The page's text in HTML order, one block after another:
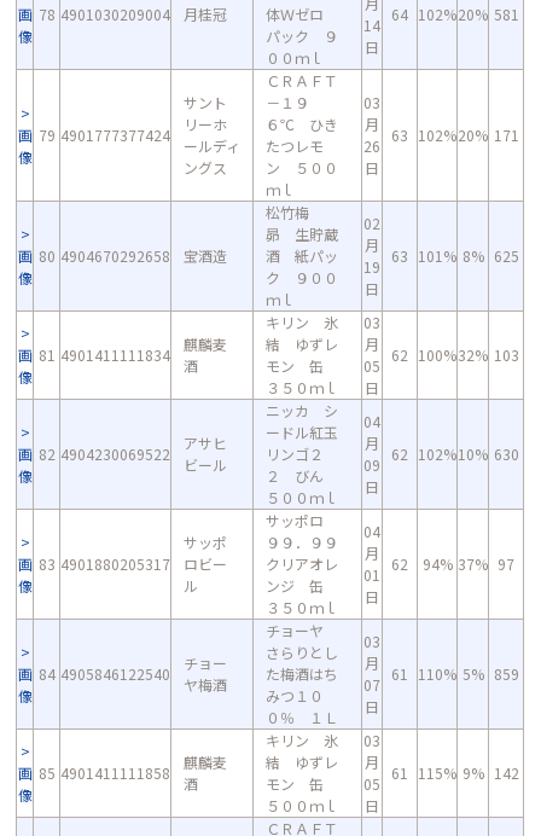
画
像
78 4901030209004 月桂冠
体Ｗゼロ
パック ９
００ｍｌ
14
日
64 102%20% 581
画
像
79 4901777377424
サント
リーホ
ールディ
ングス
ＣＲＡＦＴ
－１９
６℃ ひき
たつレモ
ン ５００
ｍｌ
03
月
26
日
63 102%20% 171
画
像
80 4904670292658 宝酒造
松竹梅
昴 生貯蔵
酒 紙パッ
ク ９００
ｍｌ
02
月
19
日
63 101% 8% 625
画
像
81 4901411111834
麒麟麦
酒
キリン 氷
結 ゆずレ
モン 缶
３５０ｍｌ
03
月
05
日
62 100%32% 103
画
像
82 4904230069522
アサヒ
ビール
ニッカ シ
ードル紅玉
リンゴ２
２ びん
５００ｍｌ
04
月
09
日
62 102%10% 630
画
像
83 4901880205317
サッポ
ロビー
ル
サッポロ
９９．９９
クリアオレ
ンジ 缶
３５０ｍｌ
04
月
01
日
62 94% 37% 97
画
像
84 4905846122540
チョー
ヤ梅酒
チョーヤ
さらりとし
た梅酒はち
みつ１０
０％ １Ｌ
03
月
07
日
61 110% 5% 859
画
像
85 4901411111858
麒麟麦
酒
キリン 氷
結 ゆずレ
モン 缶
５００ｍｌ
03
月
05
日
61 115% 9% 142
ＣＲＡＦＴ